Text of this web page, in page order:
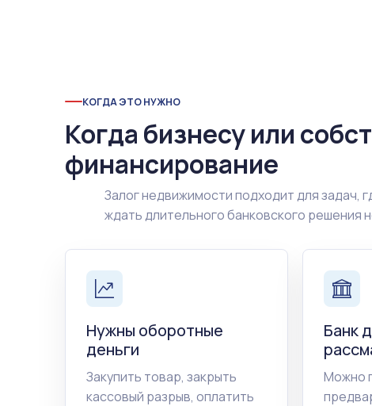
КОГДА ЭТО НУЖНО
Когда бизнесу или
финансирование
Залог недвижимости подходит для задач,
ждать длительного банковского решения
Нужны оборотные
деньги
Закупить товар, закрыть
кассовый разрыв, оплатить
Банк
Можно